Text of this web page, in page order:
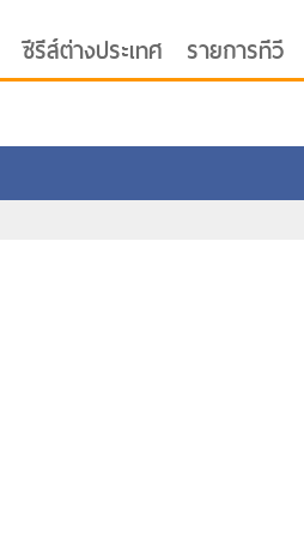
ซีรีส์ต่างประเทศ รายการทีวี